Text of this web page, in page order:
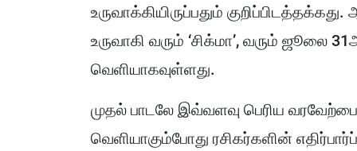
உருவாக்கியிருப்பதும்
உருவாகி வரும் ‘சிக்மா’, வரும் ஜூலை
வெளியாகவுள்ளது.
முதல் பாடலே இவ்வளவு பெரிய
வெளியாகும்போது ரசிகர்களின்